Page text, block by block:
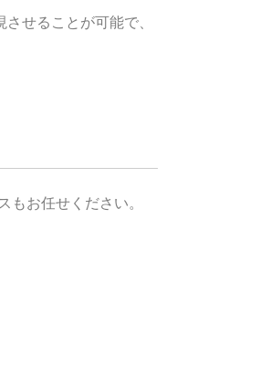
せることが可能で、
お任せください。